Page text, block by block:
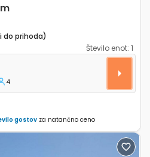
do prihoda)
Število enot: 1
A-25404-a
4
gostovza natančno ceno